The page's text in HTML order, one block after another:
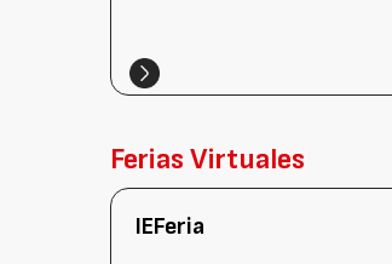
Ferias Virtuales
IEFeria